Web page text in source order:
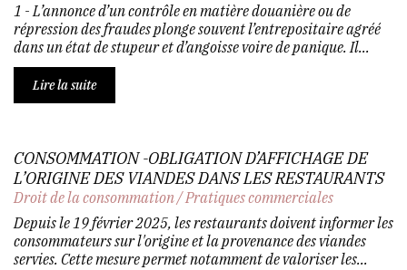
1 - L’annonce d’un contrôle en matière douanière ou de
répression des fraudes plonge souvent l’entrepositaire agréé
dans un état de stupeur et d’angoisse voire de panique. Il...
Lire la suite
CONSOMMATION -OBLIGATION D’AFFICHAGE DE
L’ORIGINE DES VIANDES DANS LES RESTAURANTS
Droit de la consommation/Pratiques commerciales
Depuis le 19 février 2025, les restaurants doivent informer les
consommateurs sur l'origine et la provenance des viandes
servies. Cette mesure permet notamment de valoriser les...